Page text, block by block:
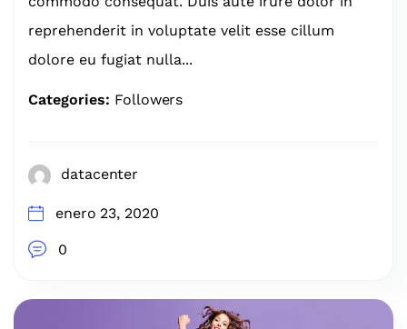
reprehenderit in voluptate velit esse cillum
dolore eu fugiat nulla...
Categories: Followers
datacenter
enero 23, 2020
0